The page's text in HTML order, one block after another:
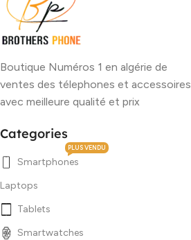
Boutique Numéros 1 en algérie de
ventes des télephones et accessoires
avec meilleure qualité et prix
Categories
Smartphones
PLUS VENDU
Laptops
Tablets
Smartwatches